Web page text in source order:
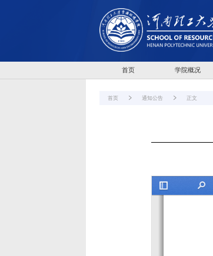
首页 学院概况
首页 通知公告 正文